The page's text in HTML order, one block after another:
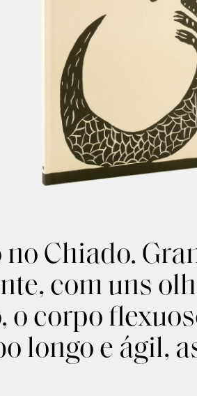
Chiado.
com uns
o corpo
longo e ágil,